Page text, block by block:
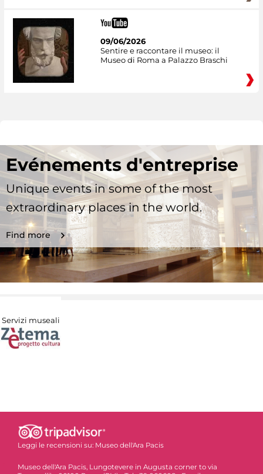
09/06/2026
Sentire e raccontare il museo: il
Museo di Roma a Palazzo Braschi
Evénements d'entreprise
Unique events in some of the most
extraordinary places in the world.
Find more
Servizi museali
Leggi le recensioni su: Museo dell'Ara Pacis
Museo dell'Ara Pacis, Lungotevere in Augusta corner to via